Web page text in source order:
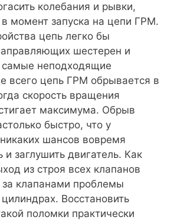
колебания и рывки,
момент запуска на цепи ГРМ.
цепь легко бы
шестерен и
самые неподходящие
всего цепь ГРМ обрывается в
скорость вращения
максимума. Обрыв
быстро, что у
шансов вовремя
и заглушить двигатель. Как
из строя всех клапанов
клапанами проблемы
Восстановить
поломки практически